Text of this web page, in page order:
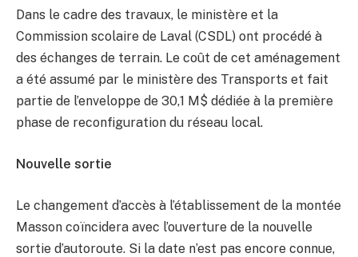
Dans le cadre des travaux, le ministère et la
Commission scolaire de Laval (CSDL) ont procédé à
des échanges de terrain. Le coût de cet aménagement
a été assumé par le ministère des Transports et fait
partie de l’enveloppe de 30,1 M$ dédiée à la première
phase de reconfiguration du réseau local.
Nouvelle sortie
Le changement d’accès à l’établissement de la montée
Masson coïncidera avec l’ouverture de la nouvelle
sortie d’autoroute. Si la date n’est pas encore connue,